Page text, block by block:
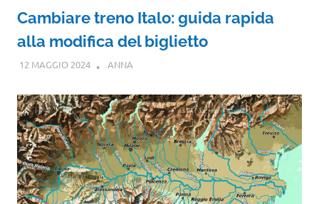
Cambiare treno Italo: guida rapida
alla modifica del biglietto
12 MAGGIO 2024 ANNA